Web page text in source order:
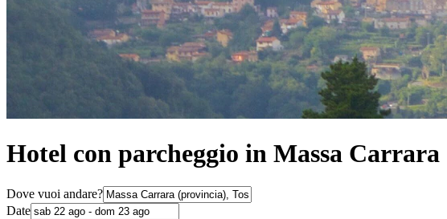
Hotel con parcheggio in Massa Carrara
Dove vuoi andare?
Date